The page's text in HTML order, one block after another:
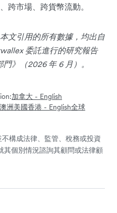
跨市場、跨貨幣流動。
文引用的所有數據，均出自
委託進行的研究報告
》（2026 年 6 月）。
加拿大 - English
澳洲美國香港 - English全球
構成法律、監管、稅務或投資
其個別情況諮詢其顧問或法律顧